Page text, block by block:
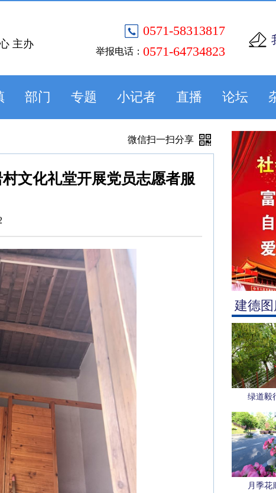
0571-58313817
举报电话： 0571-64734823
主办
部门 专题 小记者 直播 论坛
建德图
绿道毅
月季花
微信扫一扫分享
文化礼堂开展党员志愿者服